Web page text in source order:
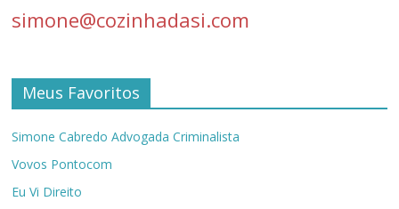
simone@cozinhadasi.com
Meus Favoritos
Simone Cabredo Advogada Criminalista
Vovos Pontocom
Eu Vi Direito